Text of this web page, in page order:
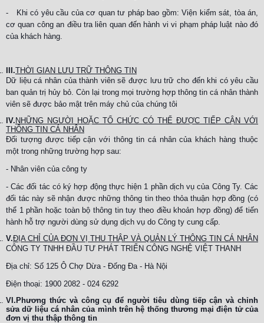
- Khi có yêu cầu của cơ quan tư pháp bao gồm: Viện kiểm sát, tòa án,
cơ quan công an điều tra liên quan đến hành vi vi phạm pháp luật nào đó
của khách hàng.
III.THỜI GIAN LƯU TRỮ THÔNG TIN
Dữ liệu cá nhân của thành viên sẽ được lưu trữ cho đến khi có yêu cầu
ban quản trị hủy bỏ. Còn lại trong mọi trường hợp thông tin cá nhân thành
viên sẽ được bảo mật trên máy chủ của chúng tôi
IV. NHỮNG NGƯỜI HOẶC TỔ CHỨC CÓ THỂ ĐƯỢC TIẾP CẬN VỚI
THÔNG TIN CÁ NHÂN
Đối tượng được tiếp cận với thông tin cá nhân của khách hàng thuộc
một trong những trường hợp sau:
- Nhân viên của công ty
- Các đối tác có ký hợp động thực hiện 1 phần dịch vụ của Công Ty. Các
đối tác này sẽ nhận được những thông tin theo thỏa thuận hợp đồng (có
thể 1 phần hoặc toàn bộ thông tin tuy theo điều khoản hợp đồng) để tiến
hành hỗ trợ người dùng sử dụng dịch vụ do Công ty cung cấp.
V.ĐỊA CHỈ CỦA ĐƠN VỊ THU THẬP VÀ QUẢN LÝ THÔNG TIN CÁ NHÂN
CÔNG TY TNHH ĐẦU TƯ PHÁT TRIỂN CÔNG NGHỆ VIỆT THANH
Địa chỉ: Số 125 Ô Chợ Dừa - Đống Đa - Hà Nội
Điện thoại: 1900 2082 - 024 6292
VI.Phương thức và công cụ để người tiêu dùng tiếp cận và chỉnh
sửa dữ liệu cá nhân của mình trên hệ thống thương mại điện tử của
đơn vị thu thập thông tin